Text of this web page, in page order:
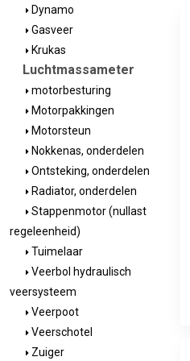
Dynamo
Gasveer
Krukas
Luchtmassameter
motorbesturing
Motorpakkingen
Motorsteun
Nokkenas, onderdelen
Ontsteking, onderdelen
Radiator, onderdelen
Stappenmotor (nullast
regeleenheid)
Tuimelaar
Veerbol hydraulisch
veersysteem
Veerpoot
Veerschotel
Zuiger